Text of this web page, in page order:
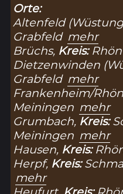
Orte:
Altenfeld
Grabfeld mehr
Brüchs, Kreis:
Dietzenwinden
Grabfeld mehr
Frankenheim/
Meiningen mehr
Grumbach, Kreis:
Meiningen mehr
Hausen, Kreis:
Herpf, Kreis:
mehr